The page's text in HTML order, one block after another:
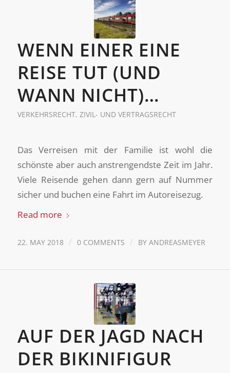
WENN EINER EINE
REISE TUT (UND
WANN NICHT)…
VERKEHRSRECHT, ZIVIL- UND VERTRAGSRECHT
Das Verreisen mit der Familie ist wohl die
schönste aber auch anstrengendste Zeit im Jahr.
Viele Reisende gehen dann gern auf Nummer
sicher und buchen eine Fahrt im Autoreisezug.
Read more
22. MAY 2018 / 0 COMMENTS / BY ANDREASMEYER
AUF DER JAGD NACH
DER BIKINIFIGUR